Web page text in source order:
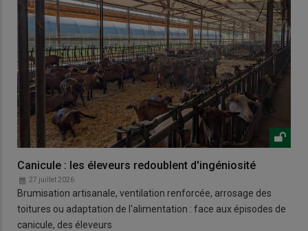
Canicule : les éleveurs redoublent d'ingéniosité
27 juillet 2026
Brumisation artisanale, ventilation renforcée, arrosage des
toitures ou adaptation de l'alimentation : face aux épisodes de
canicule, des éleveurs